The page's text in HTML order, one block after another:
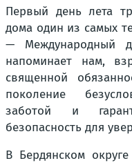
Первый день лета
дома один из самых
— Международный
напоминает нам,
священной
поколение
заботой и
безопасность для
В Бердянском